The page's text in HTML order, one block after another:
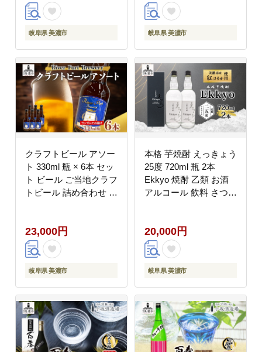
リン体ゼロ こしおれ お
取り寄せ 送料無料 紫屋
岐阜県 美濃市
岐阜県 美濃市 岐阜県 美濃市
クラフトビール アソー
ト 330ml 瓶 × 6本 セッ
ト ビール ご当地クラフ
トビール 詰め合わせ 飲
無ろ過 非加熱 ギフト
お取り寄せ リバーポー
トブリュワリー 送料無
料 River Port Brewery
23,000円
岐阜県 美濃市
本格 芋焼酎 えっきょう
25度 720ml 瓶 2本
Ekkyo 焼酎 乙類 お酒
アルコール 飲料 さつま
晩酌 家飲み プレゼント
贈り物 ギフト 父の日
お中元 お歳暮 誕生日
自家用 送料無料 紫屋
20,000円
岐阜県 美濃市